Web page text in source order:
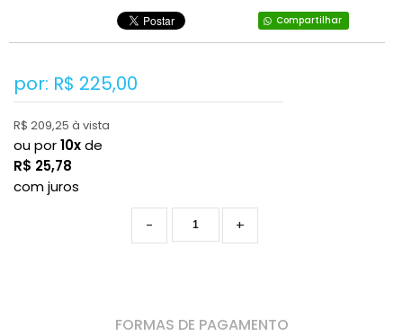
Compartilhar
por: R$ 225,00
R$ 209,25 à vista
ou por10xde
R$ 25,78
com juros
+
-
FORMAS DE PAGAMENTO